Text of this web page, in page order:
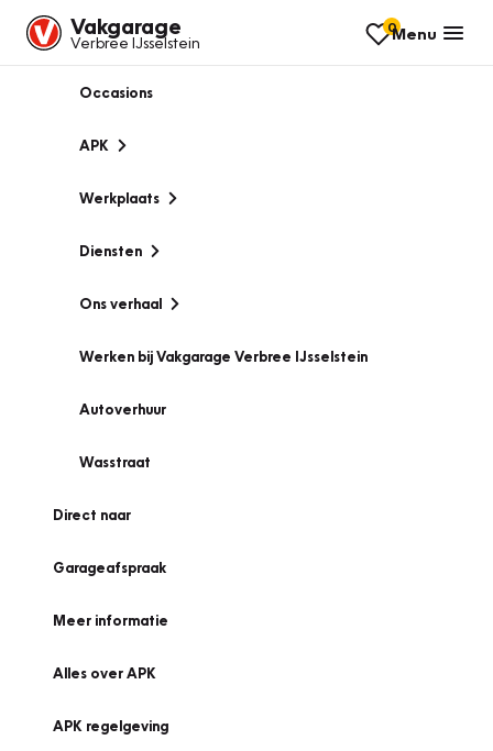
Vakgarage
Verbree IJsselstein
0Menu
Occasions
APK
Werkplaats
Diensten
Ons verhaal
Werken bij Vakgarage Verbree IJsselstein
Autoverhuur
Wasstraat
Direct naar
Garageafspraak
Meer informatie
Alles over APK
APK regelgeving